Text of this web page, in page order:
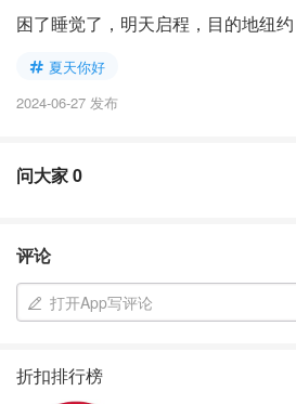
困了睡觉了，明天启程，目的地纽约
夏天你好
2024-06-27 发布
问大家0
评论
打开App写评论
折扣排行榜